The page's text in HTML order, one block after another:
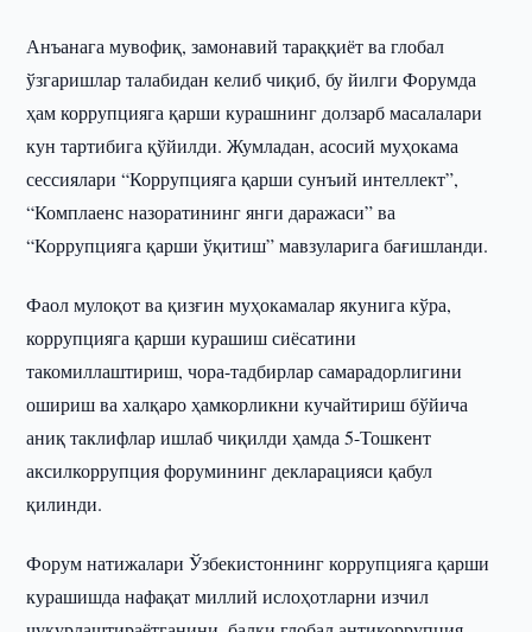
Анъанага мувофиқ, замонавий тараққиёт ва глобал
ўзгаришлар талабидан келиб чиқиб, бу йилги Форумда
ҳам коррупцияга қарши курашнинг долзарб масалалари
кун тартибига қўйилди. Жумладан, асосий муҳокама
сессиялари “Коррупцияга қарши сунъий интеллект”,
“Комплаенс назоратининг янги даражаси” ва
“Коррупцияга қарши ўқитиш” мавзуларига бағишланди.
Фаол мулоқот ва қизғин муҳокамалар якунига кўра,
коррупцияга қарши курашиш сиёсатини
такомиллаштириш, чора-тадбирлар самарадорлигини
ошириш ва халқаро ҳамкорликни кучайтириш бўйича
аниқ таклифлар ишлаб чиқилди ҳамда 5-Тошкент
аксилкоррупция форумининг декларацияси қабул
қилинди.
Форум натижалари Ўзбекистоннинг коррупцияга қарши
курашишда нафақат миллий ислоҳотларни изчил